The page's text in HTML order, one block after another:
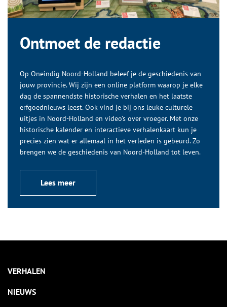
Ontmoet de redactie
Op Oneindig Noord-Holland beleef je de geschiedenis van
jouw provincie. Wij zijn een online platform waarop je elke
dag de spannendste historische verhalen en het laatste
erfgoednieuws leest. Ook vind je bij ons leuke culturele
uitjes in Noord-Holland en video’s over vroeger. Met onze
historische kalender en interactieve verhalenkaart kun je
precies zien wat er allemaal in het verleden is gebeurd. Zo
brengen we de geschiedenis van Noord-Holland tot leven.
Lees meer
VERHALEN
NIEUWS